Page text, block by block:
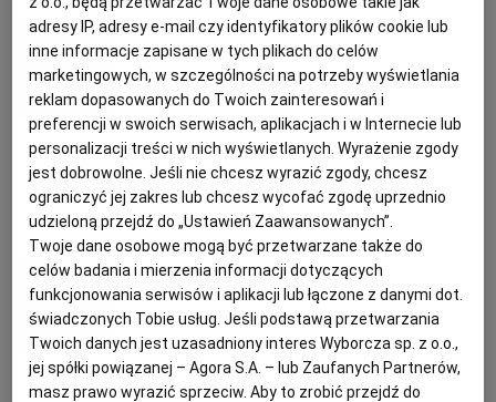
DOMOWE PRZETWORY
SOST, DIPY I INNE DODATKI
KUCHNIA MEKSYKAŃSKA
KUCHNIA INDYJSKA
KUCHNIA HISZPAŃSKA
KUCHNIA NIEMIECKA
GLIWICE
GORZÓW WIELKOPOLSKI
KALISZ
KATOWICE
KIELCE
KOSZALIN
WYBORCZA TV I VOD
TYLKO ZDROWIE
KSIĄŻKI. MAGAZYN DO CZYTANIA
NASZA EUROPA
SŁÓWKA. MAGAZYN O JĘZYKU
BIQDATA
JUTRONAUCI
ARCHIWUM
INNE SERWISY
GAZETA.PL
TOK FM
Magdalena Żołyńska
Sieć restauracji Le Petit Chef:
niesamowite połączenie kuchni i
technologii
CIEKAWOSTKI JEDZENIE PODRÓŻE TECHNOLOGIE
Karolina Magiera
Osobliwe gusta czy sposób na
turystę? Kilka słów o Islandzkiej
kuchni.
adresy IP, adresy e-mail czy identyfikatory plików cookie lub
inne informacje zapisane w tych plikach do celów
marketingowych, w szczególności na potrzeby wyświetlania
reklam dopasowanych do Twoich zainteresowań i
preferencji w swoich serwisach, aplikacjach i w Internecie lub
personalizacji treści w nich wyświetlanych. Wyrażenie zgody
jest dobrowolne. Jeśli nie chcesz wyrazić zgody, chcesz
ograniczyć jej zakres lub chcesz wycofać zgodę uprzednio
udzieloną przejdź do „Ustawień Zaawansowanych”.
Twoje dane osobowe mogą być przetwarzane także do
celów badania i mierzenia informacji dotyczących
funkcjonowania serwisów i aplikacji lub łączone z danymi dot.
świadczonych Tobie usług. Jeśli podstawą przetwarzania
Twoich danych jest uzasadniony interes Wyborcza sp. z o.o.,
jej spółki powiązanej – Agora S.A. – lub Zaufanych Partnerów,
masz prawo wyrazić sprzeciw. Aby to zrobić przejdź do